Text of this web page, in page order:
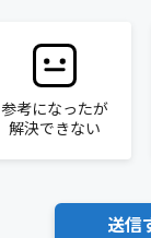
参考になったが
解決できない